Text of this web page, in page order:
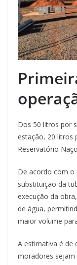
Dos 50 litros por
estação, 20 litros
Reservatório
De acordo com o
substituição da
execução da
de água,
maior volume
A estimativa é de
moradores sejam